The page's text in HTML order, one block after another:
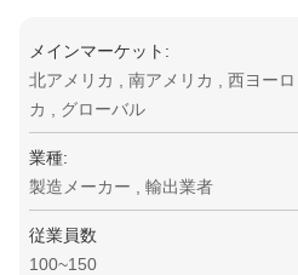
メインマーケット:
北アメリカ , 南アメリカ , 西ヨー
カ , グローバル
業種:
製造メーカー , 輸出業者
従業員数
100~150